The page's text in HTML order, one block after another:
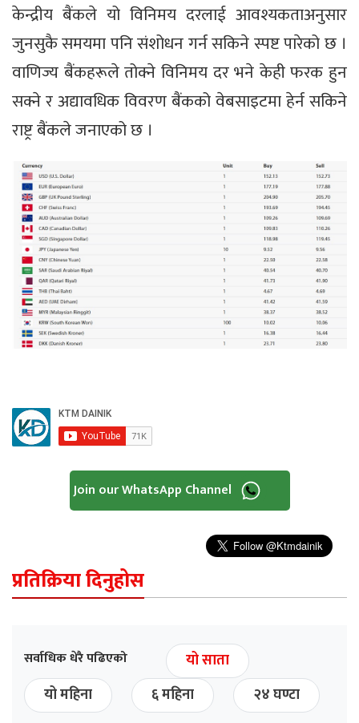
केन्द्रीय बैंकले यो विनिमय दरलाई आवश्यकताअनुसार
जुनसुकै समयमा पनि संशोधन गर्न सकिने स्पष्ट पारेको छ ।
वाणिज्य बैंकहरूले तोक्ने विनिमय दर भने केही फरक हुन
सक्ने र अद्यावधिक विवरण बैंकको वेबसाइटमा हेर्न सकिने
राष्ट्र बैंकले जनाएको छ ।
Join our WhatsApp Channel
प्रतिक्रिया दिनुहोस
सर्वाधिक धेरै पढिएको
यो साता
यो महिना
६ महिना २४ घण्टा